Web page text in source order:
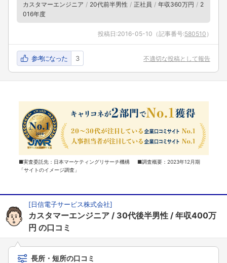
カスタマーエンジニア 20代前半男性 正社員 年収360万円
2
016年度
投稿日:2016-05-10 （記事番号:580510 ）
参考になった 3 不適切な投稿として報告
■実査委託先：日本マーケティングリサーチ機構 ■調査概要：2023年12月期
「サイトのイメージ調査」
[日信電子サービス株式会社]
カスタマーエンジニア 30代後半男性
年収400万
円 の口コミ
長所・短所の口コミ